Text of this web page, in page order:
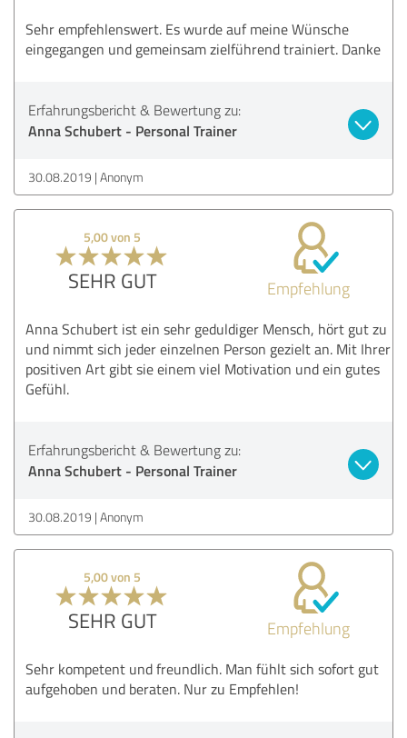
Sehr empfehlenswert. Es wurde auf meine Wünsche
eingegangen und gemeinsam zielführend trainiert. Danke
Erfahrungsbericht & Bewertung zu:
Anna Schubert - Personal Trainer
30.08.2019 Anonym
5,00 von 5
SEHR GUT Empfehlung
Anna Schubert ist ein sehr geduldiger Mensch, hört gut zu
und nimmt sich jeder einzelnen Person gezielt an. Mit Ihrer
positiven Art gibt sie einem viel Motivation und ein gutes
Gefühl.
Erfahrungsbericht & Bewertung zu:
Anna Schubert - Personal Trainer
30.08.2019 Anonym
5,00 von 5
SEHR GUT Empfehlung
Sehr kompetent und freundlich. Man fühlt sich sofort gut
aufgehoben und beraten. Nur zu Empfehlen!